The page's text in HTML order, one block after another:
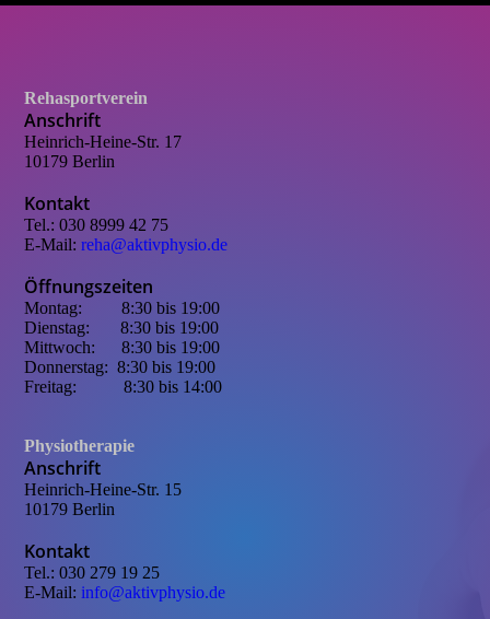
Rehasportverein
Anschrift
Heinrich-Heine-Str. 17
10179 Berlin
Kontakt
Tel.: 030 8999 42 75
E-Mail: reha@aktivphysio.de
Öffnungszeiten
Montag: 8:30 bis 19:00
Dienstag: 8:30 bis 19:00
Mittwoch: 8:30 bis 19:00
Donnerstag: 8:30 bis 19:00
Freitag:
8:30 bis 14:00
Physiotherapie
Anschrift
Heinrich-Heine-Str. 15
10179 Berlin
Kontakt
Tel.: 030 279 19 25
E-Mail: info@aktivphysio.de